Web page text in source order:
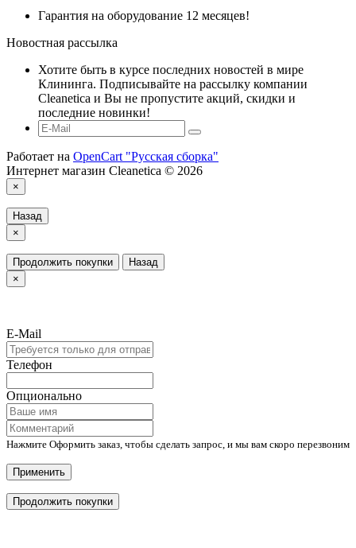
Гарантия на оборудование 12 месяцев!
Новостная рассылка
Хотите быть в курсе последних новостей в мире
Клининга. Подписывайте на рассылку компании
Cleanetica и Вы не пропустите акций, скидки и
последние новинки!
Работает на OpenCart "Русская сборка"
Интернет магазин Cleanetica © 2026
×
Назад
×
Продолжить покупки
Назад
×
E-Mail
Телефон
Опционально
Нажмите Оформить заказ, чтобы сделать запрос, и мы вам скоро перезвоним
Применить
Продолжить покупки